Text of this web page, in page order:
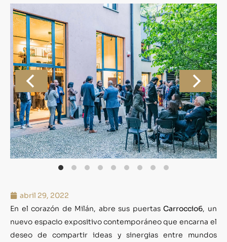
abril 29, 2022
En el corazón de Milán, abre sus puertasCarroccio6, un
nuevo espacio expositivo contemporáneo que encarna el
deseo de compartir ideas y sinergias entre mundos